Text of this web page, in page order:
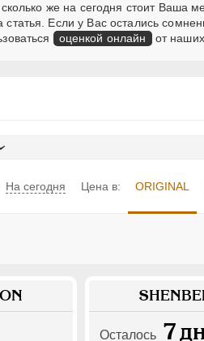
же на сегодня стоит Ваша
Если у Вас остались
оценкой онлайн от наших
На сегодня Цена в: ORIGINAL
Осталось 7